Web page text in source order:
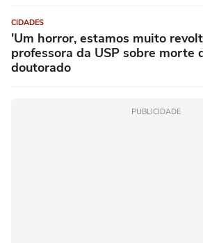
CIDADES
'Um horror, estamos muito
professora da USP sobre morte
doutorado
PUBLICIDADE